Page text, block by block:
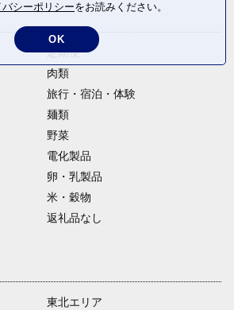
定期便
肉類
旅行・宿泊・体験
麺類
野菜
電化製品
卵・乳製品
米・穀物
返礼品なし
東北エリア
バシーポリシーをお読みください。
OK